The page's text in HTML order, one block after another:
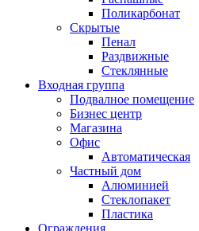
Поликарбонат
Скрытые
Пенал
Раздвижные
Стеклянные
Входная группа
Подвалное помещение
Бизнес центр
Магазина
Офис
Автоматическая
Частный дом
Алюминией
Стеклопакет
Пластика
Ограждения